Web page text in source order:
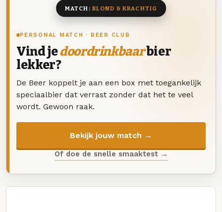
PERSONAL MATCH · BEER CLUB
Vind jedoordrinkbaarbier
lekker?
De Beer koppelt je aan een box met toegankelijk
speciaalbier dat verrast zonder dat het te veel
wordt. Gewoon raak.
Bekijk jouw match →
Of doe de snelle smaaktest →
MATCH: BLOND & KRACHTIG